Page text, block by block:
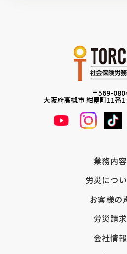
〒569-
大阪府高槻市 紺屋町11番
業務内容
労災につ
お客様の
労災請求
会社情報